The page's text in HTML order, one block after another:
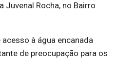
Juvenal Rocha, no Bairro
à água encanada
de preocupação para os